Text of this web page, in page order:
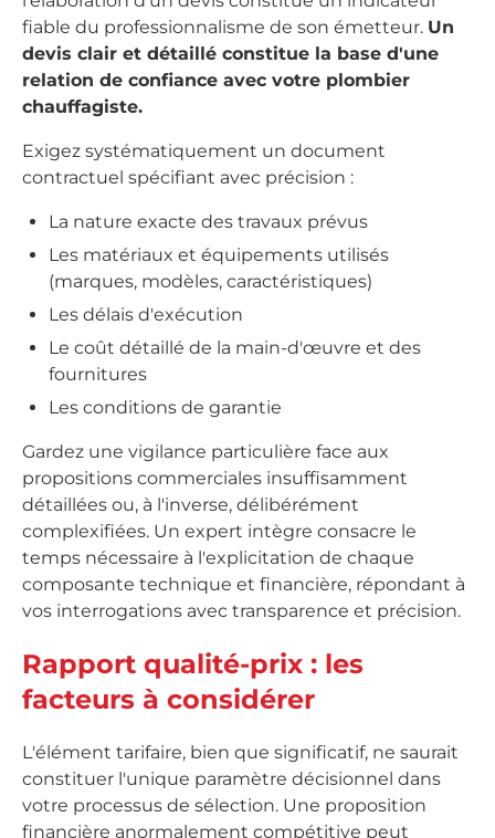
fiable du professionnalisme de son émetteur. Un
devis clair et détaillé constitue la base d'une
relation de confiance avec votre plombier
chauffagiste.
Exigez systématiquement un document
contractuel spécifiant avec précision :
La nature exacte des travaux prévus
Les matériaux et équipements utilisés
(marques, modèles, caractéristiques)
Les délais d'exécution
Le coût détaillé de la main-d'œuvre et des
fournitures
Les conditions de garantie
Gardez une vigilance particulière face aux
propositions commerciales insuffisamment
détaillées ou, à l'inverse, délibérément
complexifiées. Un expert intègre consacre le
temps nécessaire à l'explicitation de chaque
composante technique et financière, répondant à
vos interrogations avec transparence et précision.
Rapport qualité-prix : les
facteurs à considérer
L'élément tarifaire, bien que significatif, ne saurait
constituer l'unique paramètre décisionnel dans
votre processus de sélection. Une proposition
financière anormalement compétitive peut